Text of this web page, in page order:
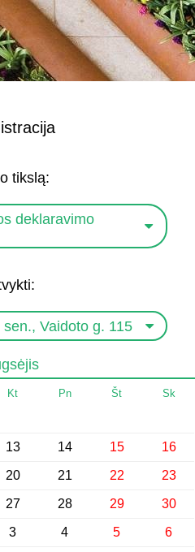
tikslą:
deklaravimo
Vaidoto g. 115
Kt Pn Št Sk
13 14 15 16
20 21 22 23
27 28 29 30
3 4 5 6